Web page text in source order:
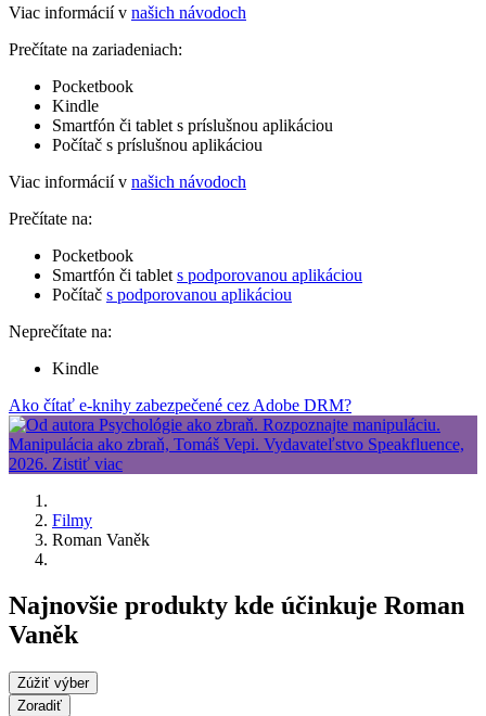
Viac informácií v našich návodoch
Prečítate na zariadeniach:
Pocketbook
Kindle
Smartfón či tablet s príslušnou aplikáciou
Počítač s príslušnou aplikáciou
Viac informácií v našich návodoch
Prečítate na:
Pocketbook
Smartfón či tablet s podporovanou aplikáciou
Počítač s podporovanou aplikáciou
Neprečítate na:
Kindle
Ako čítať e-knihy zabezpečené cez Adobe DRM?
Filmy
Roman Vaněk
Najnovšie produkty kde účinkuje Roman
Vaněk
Zúžiť výber
Zoradiť